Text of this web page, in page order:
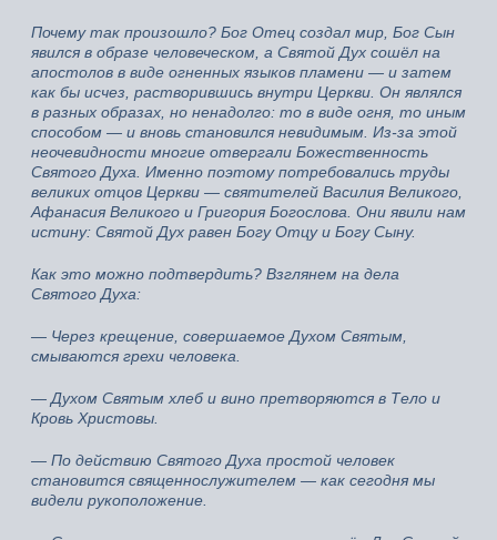
Почему так произошло? Бог Отец создал мир, Бог Сын
явился в образе человеческом, а Святой Дух сошёл на
апостолов в виде огненных языков пламени — и затем
как бы исчез, растворившись внутри Церкви. Он являлся
в разных образах, но ненадолго: то в виде огня, то иным
способом — и вновь становился невидимым. Из‑за этой
неочевидности многие отвергали Божественность
Святого Духа. Именно поэтому потребовались труды
великих отцов Церкви — святителей Василия Великого,
Афанасия Великого и Григория Богослова. Они явили нам
истину: Святой Дух равен Богу Отцу и Богу Сыну.
Как это можно подтвердить? Взглянем на дела
Святого Духа:
— Через крещение, совершаемое Духом Святым,
смываются грехи человека.
— Духом Святым хлеб и вино претворяются в Тело и
Кровь Христовы.
— По действию Святого Духа простой человек
становится священнослужителем — как сегодня мы
видели рукоположение.